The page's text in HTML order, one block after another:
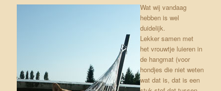
Wat wij vandaag
hebben is wel
duidelijk.
Lekker samen met
het vrouwtje luieren in
de hangmat (voor
hondjes die niet weten
wat dat is, dat is een